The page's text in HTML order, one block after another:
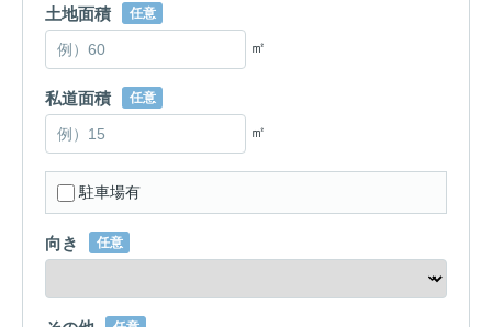
土地面積 任意
㎡
私道面積 任意
㎡
駐車場有
向き 任意